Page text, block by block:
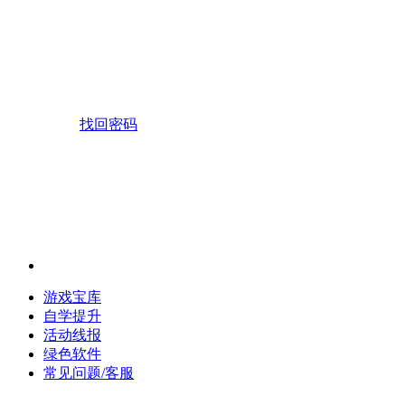
找回密码
游戏宝库
自学提升
活动线报
绿色软件
常见问题/客服